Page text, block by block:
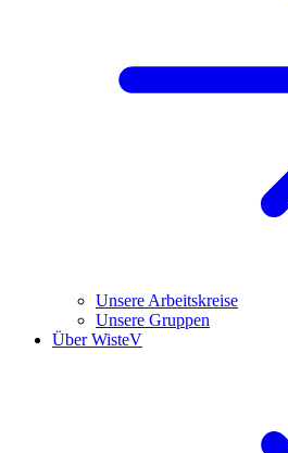
Unsere Arbeitskreise
Unsere Gruppen
Über WisteV